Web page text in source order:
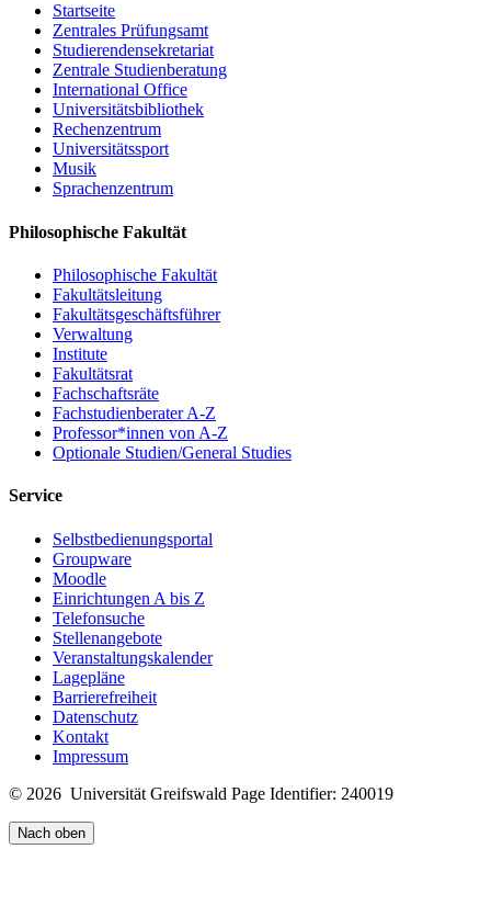
Startseite
Zentrales Prüfungsamt
Studierendensekretariat
Zentrale Studienberatung
International Office
Universitätsbibliothek
Rechenzentrum
Universitätssport
Musik
Sprachenzentrum
Philosophische Fakultät
Philosophische Fakultät
Fakultätsleitung
Fakultätsgeschäftsführer
Verwaltung
Institute
Fakultätsrat
Fachschaftsräte
Fachstudienberater A-Z
Professor*innen von A-Z
Optionale Studien/General Studies
Service
Selbstbedienungsportal
Groupware
Moodle
Einrichtungen A bis Z
Telefonsuche
Stellenangebote
Veranstaltungskalender
Lagepläne
Barrierefreiheit
Datenschutz
Kontakt
Impressum
© 2026 Universität Greifswald Page Identifier: 240019
Nach oben